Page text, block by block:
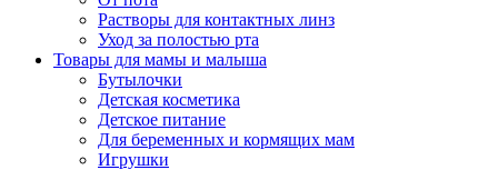
Растворы для контактных линз
Уход за полостью рта
Товары для мамы и малыша
Бутылочки
Детская косметика
Детское питание
Для беременных и кормящих мам
Игрушки